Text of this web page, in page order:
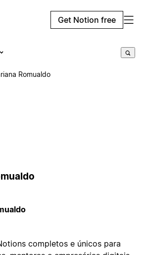
Get Notion free
Romualdo
completos e únicos para